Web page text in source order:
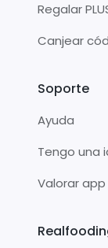
Regalar
Canjear
Soporte
Ayuda
Tengo una
Valorar app